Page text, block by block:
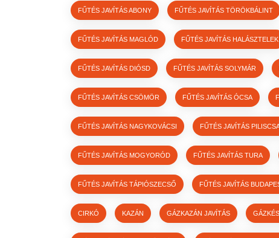
FŰTÉS JAVÍTÁS ABONY FŰTÉS JAVÍTÁS TÖRÖKBÁLINT
FŰTÉS JAVÍTÁS MAGLÓD FŰTÉS JAVÍTÁS HALÁSZTELEK
FŰTÉS JAVÍTÁS DIÓSD FŰTÉS JAVÍTÁS SOLYMÁR
FŰTÉS JAVÍTÁS CSÖMÖR FŰTÉS JAVÍTÁS ÓCSA
FŰTÉS JAVÍTÁS NAGYKOVÁCSI FŰTÉS JAVÍTÁS
FŰTÉS JAVÍTÁS MOGYORÓD FŰTÉS JAVÍTÁS TURA
FŰTÉS JAVÍTÁS TÁPIÓSZECSŐ FŰTÉS JAVÍTÁS
CIRKÓ KAZÁN GÁZKAZÁN JAVÍTÁS